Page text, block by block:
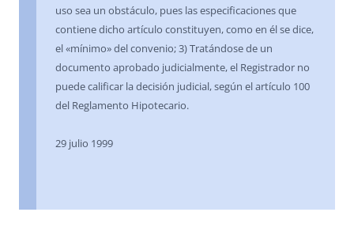
uso sea un obstáculo, pues las especificaciones que
contiene dicho artículo constituyen, como en él se dice,
el «mínimo» del convenio; 3) Tratándose de un
documento aprobado judicialmente, el Registrador no
puede calificar la decisión judicial, según el artículo 100
del Reglamento Hipotecario.
29 julio 1999